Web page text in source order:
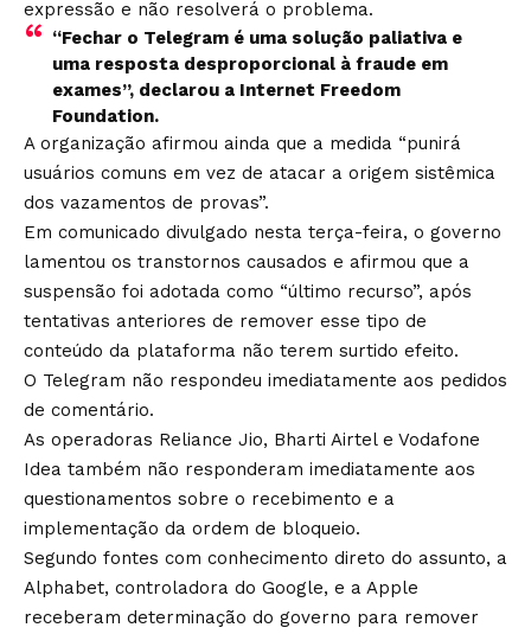
expressão e não resolverá o problema.
“Fechar o Telegram é uma solução paliativa e
uma resposta desproporcional à fraude em
exames”, declarou a Internet Freedom
Foundation.
A organização afirmou ainda que a medida “punirá
usuários comuns em vez de atacar a origem sistêmica
dos vazamentos de provas”.
Em comunicado divulgado nesta terça-feira, o governo
lamentou os transtornos causados e afirmou que a
suspensão foi adotada como “último recurso”, após
tentativas anteriores de remover esse tipo de
conteúdo da plataforma não terem surtido efeito.
O Telegram não respondeu imediatamente aos pedidos
de comentário.
As operadoras Reliance Jio, Bharti Airtel e Vodafone
Idea também não responderam imediatamente aos
questionamentos sobre o recebimento e a
implementação da ordem de bloqueio.
Segundo fontes com conhecimento direto do assunto, a
Alphabet, controladora do Google, e a Apple
receberam determinação do governo para remover